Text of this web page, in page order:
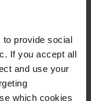
to provide social
If you accept all
and use your
which cookies
oli
ratkaisun.
365